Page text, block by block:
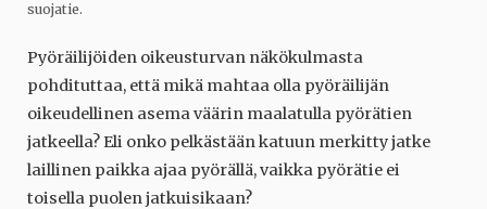
suojatie.
Pyöräilijöiden oikeusturvan näkökulmasta
pohdituttaa, että mikä mahtaa olla pyöräilijän
oikeudellinen asema väärin maalatulla pyörätien
jatkeella? Eli onko pelkästään katuun merkitty jatke
laillinen paikka ajaa pyörällä, vaikka pyörätie ei
toisella puolen jatkuisikaan?